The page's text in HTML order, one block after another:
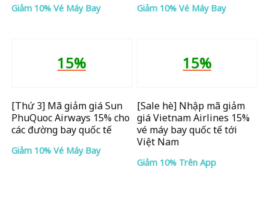
Giảm 10% Vé Máy Bay Giảm 10% Vé Máy Bay
15%
[Thứ 3] Mã giảm giá Sun
PhuQuoc Airways 15% cho
các đường bay quốc tế
Giảm 10% Vé Máy Bay
15%
[Sale hè] Nhập mã giảm
giá Vietnam Airlines 15%
vé máy bay quốc tế tới
Việt Nam
Giảm 10% Trên App